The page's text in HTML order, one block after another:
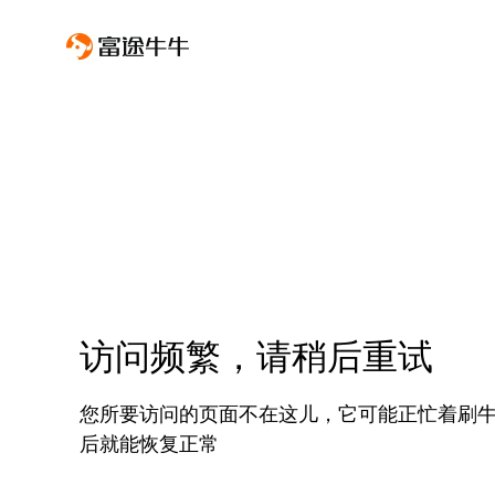
访问频繁，请稍后重试
您所要访问的页面不在这儿，它可能正忙着刷
后就能恢复正常